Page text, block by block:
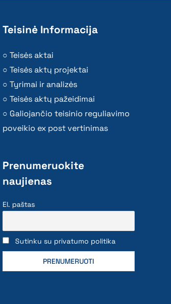
Teisinė Informacija
Teisės aktai
Teisės aktų projektai
Tyrimai ir analizės
Teisės aktų pažeidimai
Galiojančio teisinio reguliavimo
poveikio ex post vertinimas
Prenumeruokite
naujienas
El. paštas
Sutinku su privatumo politika